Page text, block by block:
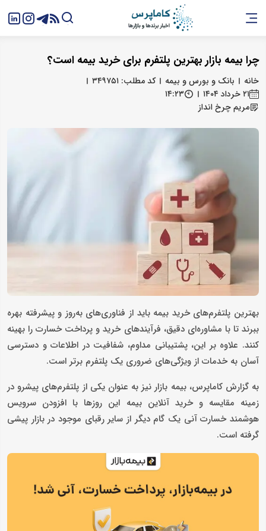
چرا بیمه بازار بهترین پلتفرم برای خرید بیمه است؟
خانه بانک و بورس و بیمه
کد مطلب: ۳۴۹۷۵۱
۲۱ خرداد ۱۴۰۴
۱۴:۲۳
مریم چرخ انداز
بهترین پلتفرم‌های خرید بیمه باید از فناوری‌های به‌روز و پیشرفته بهره
ببرند تا با مشاوره‌ای دقیق، فرآیندهای خرید و پرداخت خسارت را بهینه
کنند. علاوه بر این، پشتیبانی مداوم، شفافیت در اطلاعات و دسترسی
آسان به خدمات از ویژگی‌های ضروری یک پلتفرم برتر است.
به گزارش کاماپرس، بیمه بازار نیز به عنوان یکی از پلتفرم‌های پیشرو در
زمینه مقایسه و خرید آنلاین بیمه این روزها با افزودن سرویس
هوشمند خسارت آنی یک گام دیگر از سایر رقبای موجود در بازار پیشی
گرفته است.